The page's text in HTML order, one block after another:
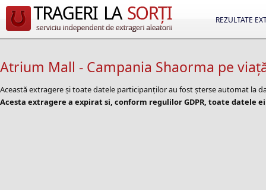
REZULTATE
Atrium Mall - Campania Shaorma pe
Această extragere și toate datele participanților au fost șterse automat la
Acesta extragere a expirat si, conform regulilor GDPR, toate datele